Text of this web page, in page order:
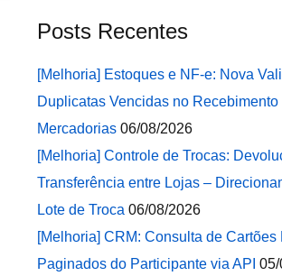
Posts Recentes
[Melhoria] Estoques e NF-e: Nova
Duplicatas Vencidas no Recebimento
Mercadorias 06/08/2026
[Melhoria] Controle de Trocas:
Transferência entre Lojas –
Lote de Troca 06/08/2026
[Melhoria] CRM: Consulta de Cartões
Paginados do Participante via API